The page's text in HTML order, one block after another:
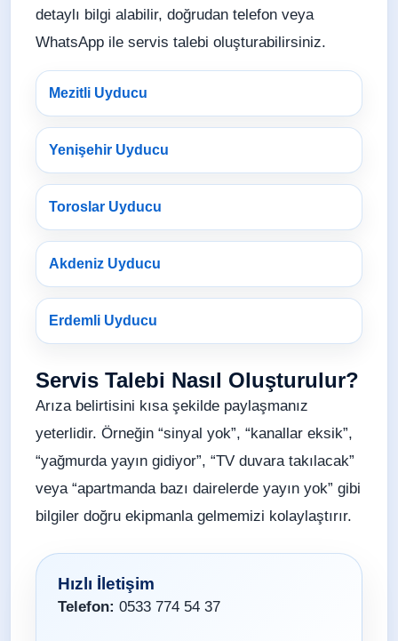
detaylı bilgi alabilir, doğrudan telefon veya
WhatsApp ile servis talebi oluşturabilirsiniz.
Mezitli Uyducu
Yenişehir Uyducu
Toroslar Uyducu
Akdeniz Uyducu
Erdemli Uyducu
Servis Talebi Nasıl Oluşturulur?
Arıza belirtisini kısa şekilde paylaşmanız
yeterlidir. Örneğin “sinyal yok”, “kanallar eksik”,
“yağmurda yayın gidiyor”, “TV duvara takılacak”
veya “apartmanda bazı dairelerde yayın yok” gibi
bilgiler doğru ekipmanla gelmemizi kolaylaştırır.
Hızlı İletişim
Telefon: 0533 774 54 37